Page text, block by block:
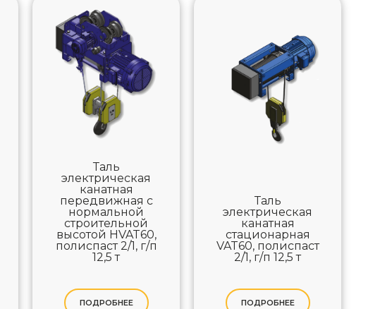
Таль
электрическая
канатная
передвижная с
нормальной
строительной
высотой HVAT60,
полиспаст 2/1, г/п
12,5 т
ПОДРОБНЕЕ
Таль
электрическая
канатная
стационарная
VAT60, полиспаст
2/1, г/п 12,5 т
ПОДРОБНЕЕ